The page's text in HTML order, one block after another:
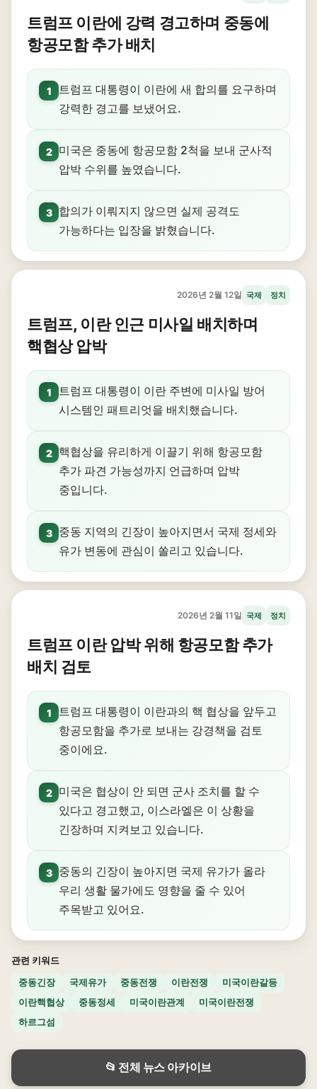
트럼프 이란에 강력 경고하며 중동에
항공모함 추가 배치
1
트럼프 대통령이 이란에 새 합의를 요구하며
강력한 경고를 보냈어요.
2
미국은 중동에 항공모함 2척을 보내 군사적
압박 수위를 높였습니다.
3
합의가 이뤄지지 않으면 실제 공격도
가능하다는 입장을 밝혔습니다.
2026년 2월 12일 국제 정치
트럼프, 이란 인근 미사일 배치하며
핵협상 압박
1
트럼프 대통령이 이란 주변에 미사일 방어
시스템인 패트리엇을 배치했습니다.
2
핵협상을 유리하게 이끌기 위해 항공모함
추가 파견 가능성까지 언급하며 압박
중입니다.
3
중동 지역의 긴장이 높아지면서 국제 정세와
유가 변동에 관심이 쏠리고 있습니다.
2026년 2월 11일 국제 정치
트럼프 이란 압박 위해 항공모함 추가
배치 검토
1
트럼프 대통령이 이란과의 핵 협상을 앞두고
항공모함을 추가로 보내는 강경책을 검토
중이에요.
2
미국은 협상이 안 되면 군사 조치를 할 수
있다고 경고했고, 이스라엘은 이 상황을
긴장하며 지켜보고 있습니다.
3
중동의 긴장이 높아지면 국제 유가가 올라
우리 생활 물가에도 영향을 줄 수 있어
주목받고 있어요.
관련 키워드
중동긴장
국제유가 중동전쟁 이란전쟁
미국이란갈등
이란핵협상
중동정세 미국이란관계
미국이란전쟁
하르그섬
📂 전체 뉴스 아카이브